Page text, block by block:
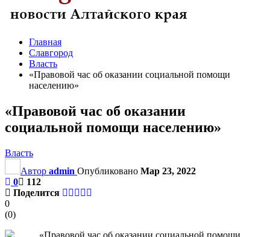
Главная
Славгород
Власть
«Правовой час об оказании социальной помощи
населению»
«Правовой час об оказании
социальной помощи населению»
Власть
Автор admin Опубликовано Мар 23, 2022
0
112
Поделится
0
(0)